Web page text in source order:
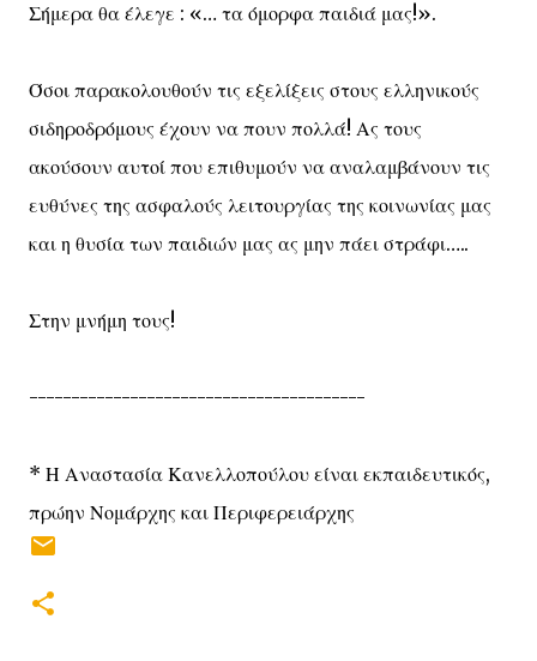
Σήμερα θα έλεγε : «… τα όμορφα παιδιά μας!».
Όσοι παρακολουθούν τις εξελίξεις στους ελληνικούς
σιδηροδρόμους έχουν να πουν πολλά! Ας τους
ακούσουν αυτοί που επιθυμούν να αναλαμβάνουν τις
ευθύνες της ασφαλούς λειτουργίας της κοινωνίας μας
και η θυσία των παιδιών μας ας μην πάει στράφι…..
Στην μνήμη τους!
----------------------------------------
* Η Αναστασία Κανελλοπούλου είναι εκπαιδευτικός,
πρώην Νομάρχης και Περιφερειάρχης